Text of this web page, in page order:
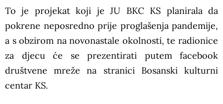
To je projekat koji je JU BKC KS planirala da
pokrene neposredno prije proglašenja pandemije,
a s obzirom na novonastale okolnosti, te radionice
za djecu će se prezentirati putem facebook
društvene mreže na stranici Bosanski kulturni
centar KS.